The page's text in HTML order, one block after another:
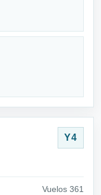
Y4
Vuelos 361